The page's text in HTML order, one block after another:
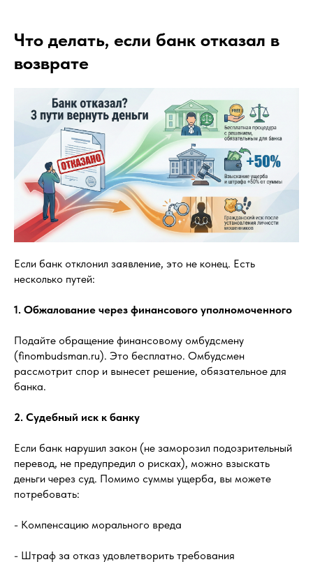
Что делать, если банк отказал в
возврате
Если банк отклонил заявление, это не конец. Есть
несколько путей:
1. Обжалование через финансового уполномоченного
Подайте обращение финансовому омбудсмену
(finombudsman.ru). Это бесплатно. Омбудсмен
рассмотрит спор и вынесет решение, обязательное для
банка.
2. Судебный иск к банку
Если банк нарушил закон (не заморозил подозрительный
перевод, не предупредил о рисках), можно взыскать
деньги через суд. Помимо суммы ущерба, вы можете
потребовать:
- Компенсацию морального вреда
- Штраф за отказ удовлетворить требования